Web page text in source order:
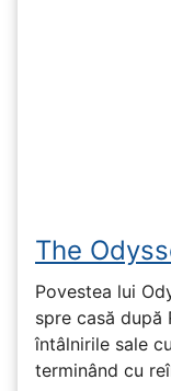
The
Povestea lui
spre casă după
întâlnirile sale
terminând cu